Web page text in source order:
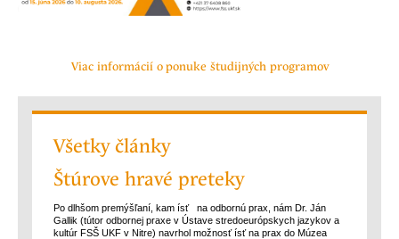
Viac informácií o ponuke študijných programov
Všetky články
Štúrove hravé preteky
Po dlhšom premýšľaní, kam ísť na odbornú prax, nám Dr. Ján
Gallik (tútor odbornej praxe v Ústave stredoeurópskych jazykov a
kultúr FSŠ UKF v Nitre) navrhol možnosť ísť na prax do Múzea